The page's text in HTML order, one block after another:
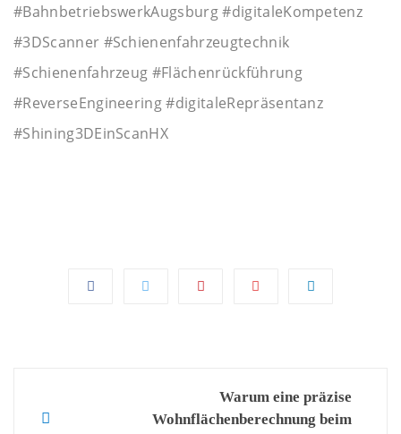
#BahnbetriebswerkAugsburg #digitaleKompetenz
#3DScanner #Schienenfahrzeugtechnik
#Schienenfahrzeug #Flächenrückführung
#ReverseEngineering #digitaleRepräsentanz
#Shining3DEinScanHX
Warum eine präzise
Wohnflächenberechnung beim